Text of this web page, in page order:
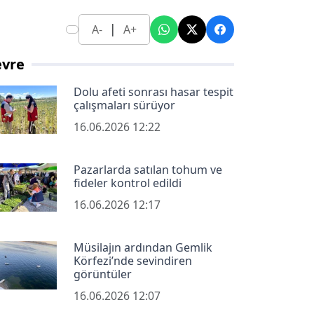
A- | A+
Dolu afeti sonrası hasar tespit
çalışmaları sürüyor
16.06.2026 12:22
Pazarlarda satılan tohum ve
fideler kontrol edildi
16.06.2026 12:17
Müsilajın ardından Gemlik
Körfezi’nde sevindiren
görüntüler
16.06.2026 12:07